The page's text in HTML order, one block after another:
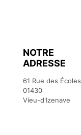
NOTRE
ADRESSE
61 Rue des Écoles
01430
Vieu-d'Izenave